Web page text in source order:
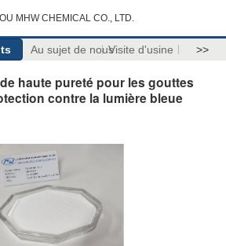
MHW CHEMICAL CO., LTD.
Au sujet de nousVisite d'usine >>
haute pureté pour les gouttes
contre la lumière bleue